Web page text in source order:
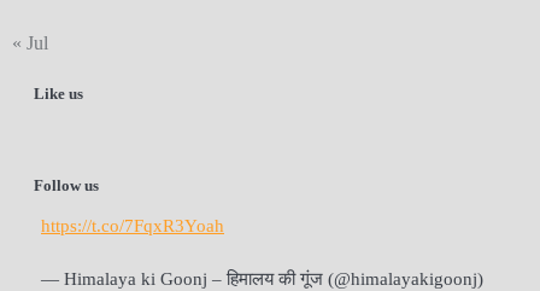
« Jul
Like us
Follow us
https://t.co/7FqxR3Yoah
— Himalaya ki Goonj – हिमालय की गूंज (@himalayakigoonj)